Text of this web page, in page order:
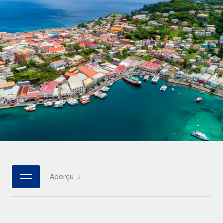
Gestion des freelances
Intégrez et gérez vos freelances partout dans le monde
PEO
Sous-traitez les opérations complexes liées à l’emploi
INFRASTRUCTURE
Intégration Remote
Intégrez vos RH aux flux de travail en toute simplicité
Des fonctions RH clés intégrées pour votre équipe
Connectez n'importe quel outil d’IA à Remote grâce à
notre MCP
Comparer Remote
Examinez notre service par rapport aux autres
CROISSANCE
Start-ups
Des solutions agiles et internationales pour les RH et la
paie des entreprises en pleine croissance
Développez vos équipes avec des solutions RH sur
Entreprise
Les RH à l’international pour les grandes entreprises
pays
Calculateur de paiement des freelances
Découvrez les devises disponibles et les vitesses de
paiement pour vos freelances internationaux
APPRENDRE AVEC REMOTE
Recherche et guides
Checklists et modèles
Descriptions de postes
Nederlands
Français
Deutsch
Español
Italiano
Português (Portugal)
日本語
한국어
Connexion
Aperçu